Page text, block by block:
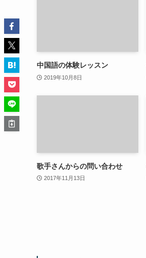
中国語の体験レッスン
2019年10月8日
歌手さんからの問い合わせ
2017年11月13日